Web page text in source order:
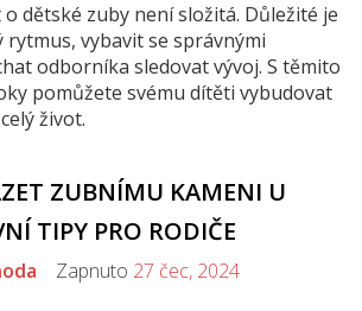
dětské zuby není složitá. Důležité je
vybavit se správnými
odborníka sledovat vývoj. S těmito
pomůžete svému dítěti vybudovat
život.
ZUBNÍMU KAMENI U
TIPY PRO RODIČE
Zapnuto 27 čec, 2024